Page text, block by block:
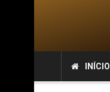
INÍCIO